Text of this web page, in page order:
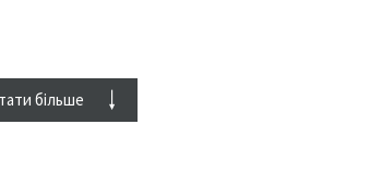
книжку про
державу під
більше